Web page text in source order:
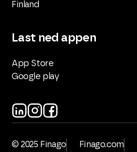
Finland
Last ned appen
App Store
Google play
© 2025 Finago Finago.com